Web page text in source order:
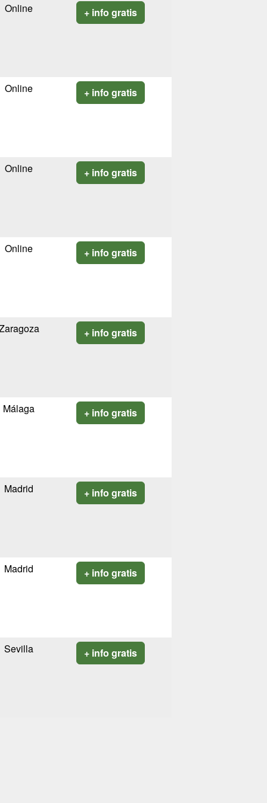
Online + info gratis
Online + info gratis
Online + info gratis
Online + info gratis
+ info gratis
Málaga + info gratis
Madrid + info gratis
Madrid + info gratis
Sevilla + info gratis